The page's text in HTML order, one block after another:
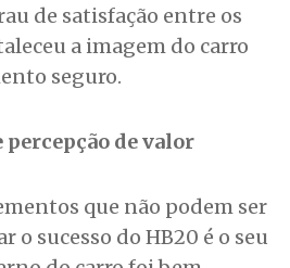
de satisfação entre os
a imagem do carro
seguro.
de valor
que não podem ser
o sucesso do HB20 é o seu